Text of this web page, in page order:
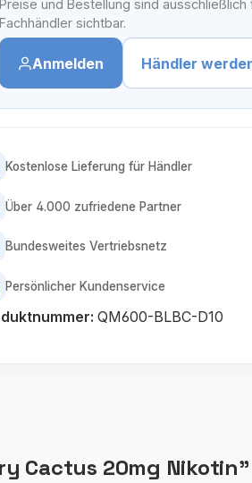
Preise und Bestellung sind
Fachhändler sichtbar.
Anmelden Händler
Kostenlose Lieferung für Händler
Über 4.000 zufriedene Partner
Bundesweites Vertriebsnetz
Persönlicher Kundenservice
QM600-BLBC-D10
Cactus 20mg Nikotin"